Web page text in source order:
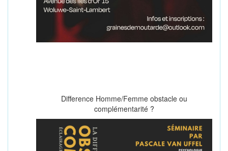
Difference Homme/Femme obstacle ou
complémentarité ?